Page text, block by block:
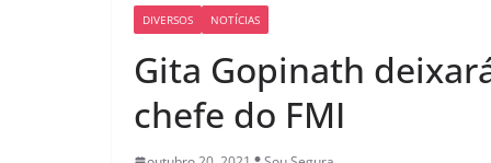
DIVERSOS NOTÍCIAS
Gita Gopinath
chefe do FMI